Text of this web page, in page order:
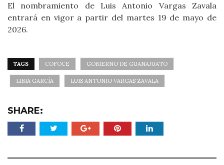
El nombramiento de Luis Antonio Vargas Zavala
entrará en vigor a partir del martes 19 de mayo de
2026.
TAGS COFOCE GOBIERNO DE GUANAJUATO
LIBIA GARCÍA LUIS ANTONIO VARGAS ZAVALA
SHARE: